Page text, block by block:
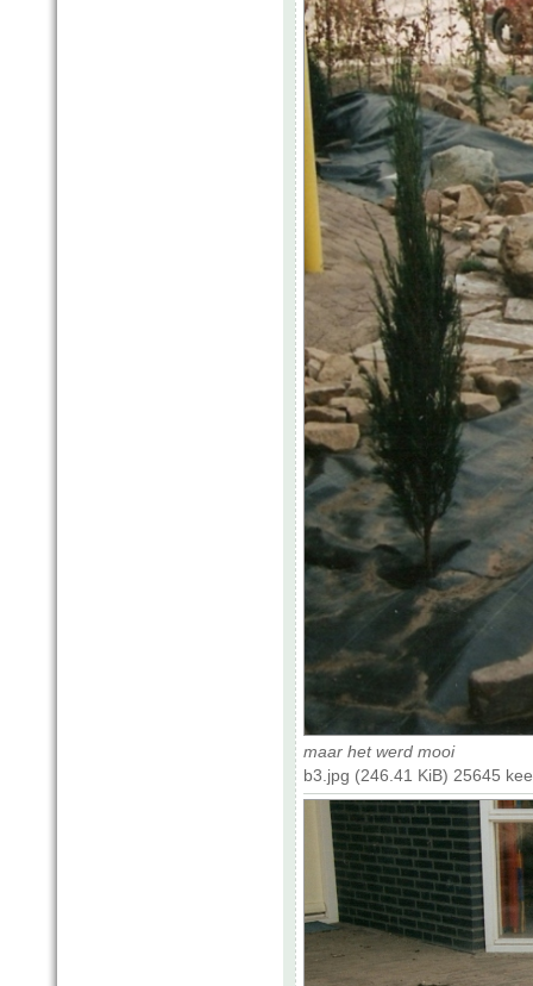
maar het werd mooi
b3.jpg (246.41 KiB) 25645